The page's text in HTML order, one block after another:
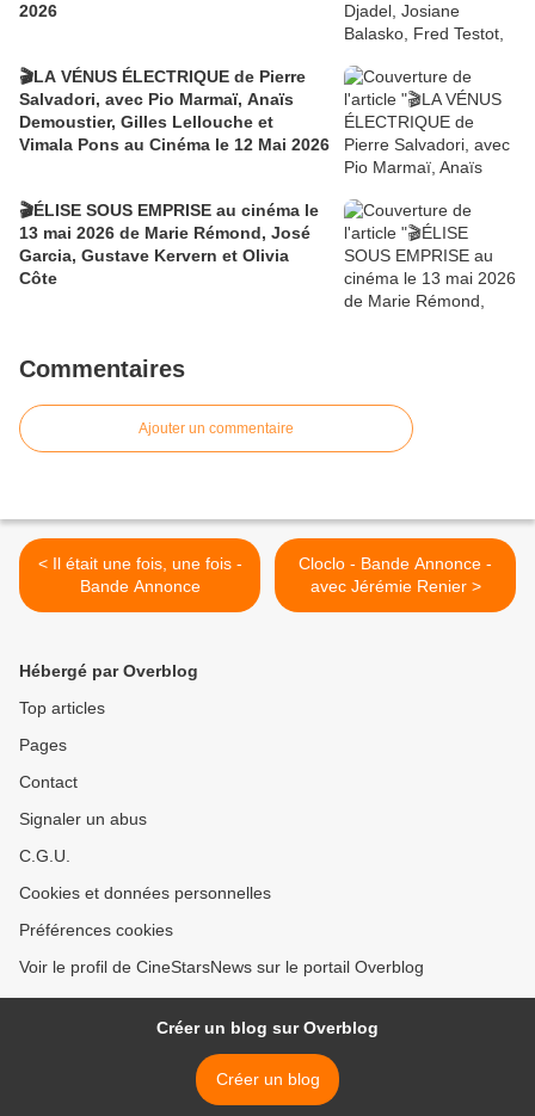
2026
🎬LA VÉNUS ÉLECTRIQUE de Pierre
Salvadori, avec Pio Marmaï, Anaïs
Demoustier, Gilles Lellouche et
Vimala Pons au Cinéma le 12 Mai 2026
🎬ÉLISE SOUS EMPRISE au cinéma le
13 mai 2026 de Marie Rémond, José
Garcia, Gustave Kervern et Olivia
Côte
Commentaires
Ajouter un commentaire
< Il était une fois, une fois -
Bande Annonce
Cloclo - Bande Annonce -
avec Jérémie Renier >
Hébergé par Overblog
Top articles
Pages
Contact
Signaler un abus
C.G.U.
Cookies et données personnelles
Préférences cookies
Voir le profil de CineStarsNews sur le portail Overblog
Créer un blog sur Overblog
Créer un blog